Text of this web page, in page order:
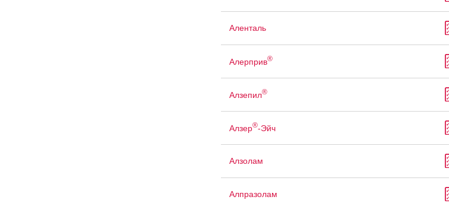
Аленталь
Алерприв®
Алзепил®
Алзер®-Эйч
Алзолам
Алпразолам